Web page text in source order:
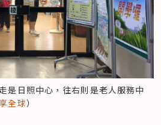
是日照中心，往右則是老人服務中
全球）